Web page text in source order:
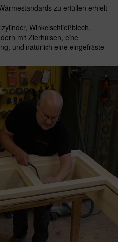
zu erfüllen erhielt
Winkelschließblech,
mit Zierhülsen, eine
und natürlich eine eingefräste